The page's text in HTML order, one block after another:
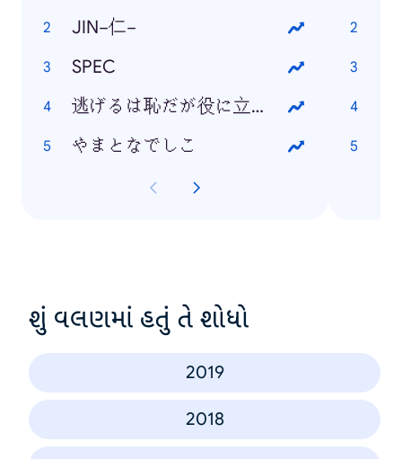
JIN−仁−
SPEC
逃げるは恥だが役に立つ
やまとなでしこ
શું વલણમાં હતું તે શોધો
2019
2018